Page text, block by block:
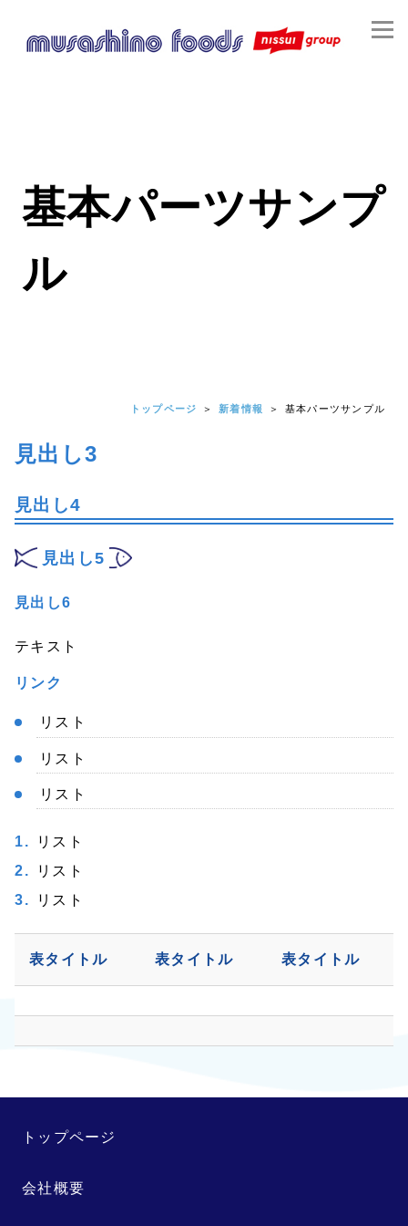
基本パーツサンプ
ル
トップページ 新着情報 基本パーツサンプル
見出し3
見出し4
見出し5
見出し6
テキスト
リンク
リスト
リスト
リスト
リスト
リスト
リスト
表タイトル 表タイトル 表タイトル
トップページ
会社概要